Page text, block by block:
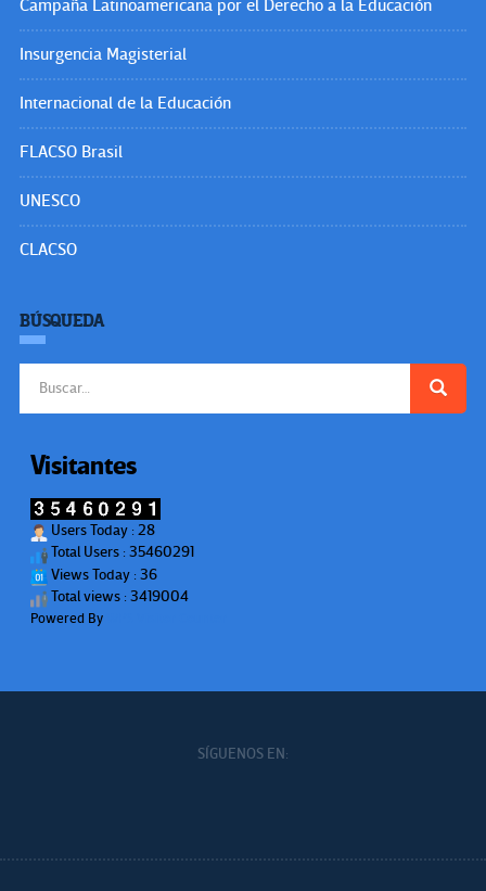
Campaña Latinoamericana por el Derecho a la Educación
Insurgencia Magisterial
Internacional de la Educación
FLACSO Brasil
UNESCO
CLACSO
BÚSQUEDA
Visitantes
Users Today : 28
Total Users : 35460291
Views Today : 36
Total views : 3419004
Powered By
SÍGUENOS EN: